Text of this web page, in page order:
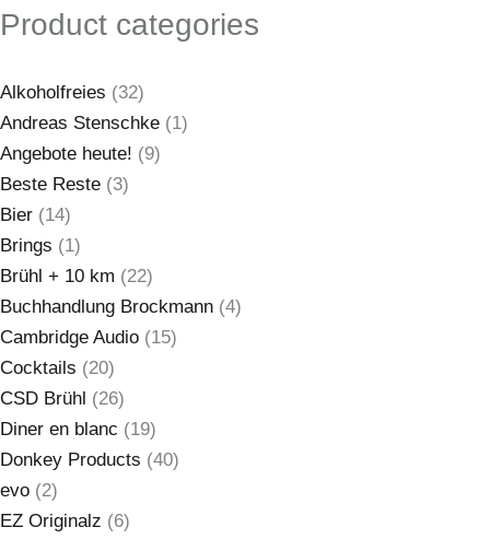
Product categories
Alkoholfreies (32)
Andreas Stenschke (1)
Angebote heute! (9)
Beste Reste (3)
Bier (14)
Brings (1)
Brühl + 10 km (22)
Buchhandlung Brockmann (4)
Cambridge Audio (15)
Cocktails (20)
CSD Brühl (26)
Diner en blanc (19)
Donkey Products (40)
evo (2)
EZ Originalz (6)